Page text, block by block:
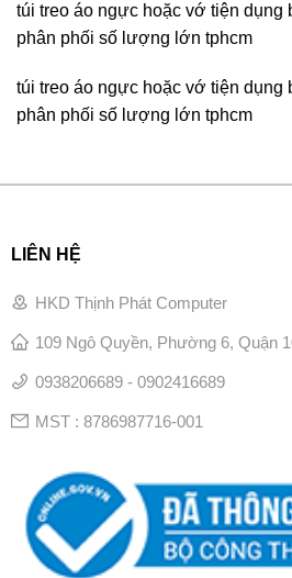
túi treo áo ngực hoặc vớ tiện dụng
phân phối số lượng lớn tphcm
túi treo áo ngực hoặc vớ tiện dụng
phân phối số lượng lớn tphcm
LIÊN HỆ
HKD Thịnh Phát Computer
109 Ngô Quyền, Phường 6, Quận
0938206689 - 0902416689
MST : 8786987716-001